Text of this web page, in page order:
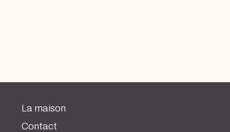
La maison
Contact